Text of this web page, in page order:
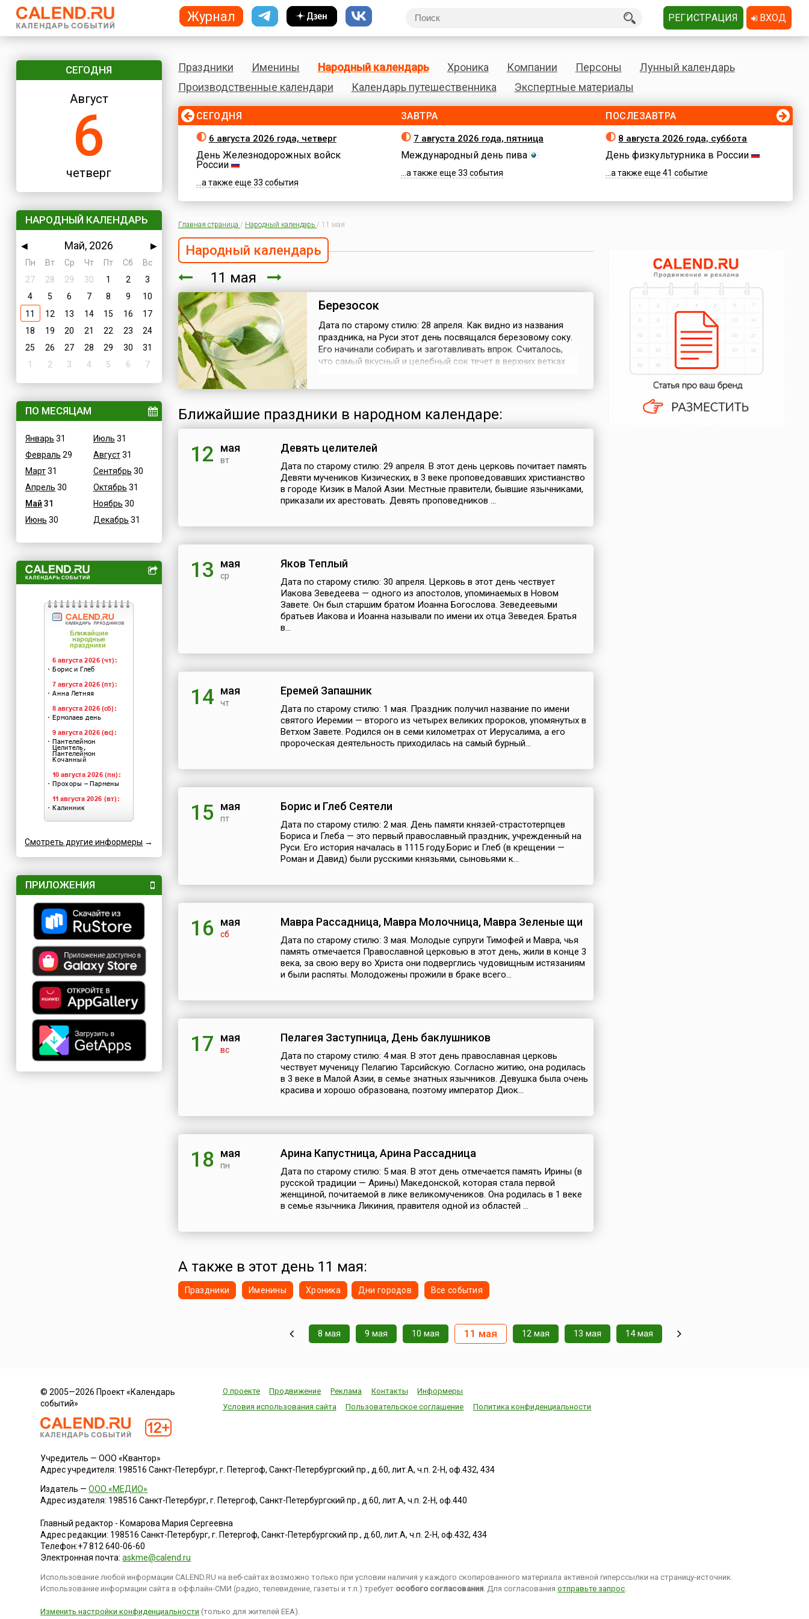
СЕГОДНЯ
Август
6
четверг
НАРОДНЫЙ КАЛЕНДАРЬ
◀ Май, 2026
▶
Пн
Вт Ср Чт Пт Сб
Вс
27
28 29 30 1 2
3
4
5 6 7 8 9
10
11
12 13 14 15 16
17
18
19 20 21 22 23
24
25
26 27 28 29 30
31
1
2 3 4 5 6 7
ПО МЕСЯЦАМ
Январь 31
Февраль 29
Март31
Апрель 30
Май 31
Июнь 30
Июль 31
Август31
Сентябрь 30
Октябрь 31
Ноябрь 30
Декабрь 31
Смотреть другие информеры →
ПРИЛОЖЕНИЯ
Праздники Именины Народный календарь Хроника Компании Персоны
Лунный календарь
Производственные календари
Календарь путешественника Экспертные материалы
СЕГОДНЯ
6 августа 2026 года, четверг
День Железнодорожных войск
России
...а также еще 33 события
ЗАВТРА
7 августа 2026 года, пятница
Международный день пива
...а также еще 33 события
ПОСЛЕЗАВТРА
8 августа 2026 года, суббота
День физкультурника в России
...а также еще 41 событие
Главная страница / Народный календарь / 11 мая
Народный календарь
11 мая
Березосок
Дата по старому стилю: 28 апреля. Как видно из названия
праздника, на Руси этот день посвящался березовому соку.
Его начинали собирать и заготавливать впрок. Считалось,
что самый вкусный и целебный сок течет в верхних ветках
от так...
Ближайшие праздники в народном календаре:
12 мая
вт
Девять целителей
Дата по старому стилю: 29 апреля. В этот день церковь почитает память
Девяти мучеников Кизических, в 3 веке проповедовавших христианство
в городе Кизик в Малой Азии. Местные правители, бывшие язычниками,
приказали их арестовать. Девять проповедников ...
13 мая
ср
Яков Теплый
Дата по старому стилю: 30 апреля. Церковь в этот день чествует
Иакова Зеведеева — одного из апостолов, упоминаемых в Новом
Завете. Он был старшим братом Иоанна Богослова. Зеведеевыми
братьев Иакова и Иоанна называли по имени их отца Зеведея. Братья
в...
14 мая
чт
Еремей Запашник
Дата по старому стилю: 1 мая. Праздник получил название по имени
святого Иеремии — второго из четырех великих пророков, упомянутых в
Ветхом Завете. Родился он в семи километрах от Иерусалима, а его
пророческая деятельность приходилась на самый бурный...
15 мая
пт
Борис и Глеб Сеятели
Дата по старому стилю: 2 мая. День памяти князей-страстотерпцев
Бориса и Глеба — это первый православный праздник, учрежденный на
Руси. Его история началась в 1115 году.Борис и Глеб (в крещении —
Роман и Давид) были русскими князьями, сыновьями к...
16 мая
сб
Мавра Рассадница, Мавра Молочница, Мавра Зеленые щи
Дата по старому стилю: 3 мая. Молодые супруги Тимофей и Мавра, чья
память отмечается Православной церковью в этот день, жили в конце 3
века, за свою веру во Христа они подверглись чудовищным истязаниям
и были распяты. Молодожены прожили в браке всего...
17 мая
вс
Пелагея Заступница, День баклушников
Дата по старому стилю: 4 мая. В этот день православная церковь
чествует мученицу Пелагию Тарсийскую. Согласно житию, она родилась
в 3 веке в Малой Азии, в семье знатных язычников. Девушка была очень
красива и хорошо образована, поэтому император Диок...
18 мая
пн
Арина Капустница, Арина Рассадница
Дата по старому стилю: 5 мая. В этот день отмечается память Ирины (в
русской традиции — Арины) Македонской, которая стала первой
женщиной, почитаемой в лике великомучеников. Она родилась в 1 веке
в семье язычника Ликиния, правителя одной из областей ...
А также в этот день 11 мая:
Праздники Именины Хроника Дни городов Все события
8 мая 9 мая 10 мая 11 мая 12 мая 13 мая 14 мая
© 2005—2026 Проект «Календарь
событий»
О проекте Продвижение Реклама Контакты
Информеры
Условия использования сайта
Пользовательское соглашение Политика конфиденциальности
Учредитель — ООО «Квантор»
Адрес учредителя: 198516 Санкт-Петербург, г. Петергоф, Санкт-Петербургский пр., д.60, лит.А, ч.п. 2-Н, оф.432, 434
Издатель —ООО «МЕДИО»
Адрес издателя: 198516 Санкт-Петербург, г. Петергоф, Санкт-Петербургский пр., д.60, лит.А, ч.п. 2-Н, оф.440
Главный редактор - Комарова Мария Сергеевна
Адрес редакции: 198516 Санкт-Петербург, г. Петергоф,Санкт-Петербургский пр., д.60, лит.А, ч.п. 2-Н, оф.432, 434
Телефон:+7 812 640-06-60
Электронная почта:askme@calend.ru
Использование любой информации CALEND.RU на веб-сайтах возможно только при условии наличия у каждого скопированного материала активной гиперссылки на страницу-источник.
Использование информации сайта в оффлайн-СМИ (радио, телевидение, газеты и т.п.) требует особого согласования . Для согласованияотправьте запрос
Изменить настройки конфиденциальности (только для жителей EEA).
Журнал РЕГИСТРАЦИЯ ВХОД